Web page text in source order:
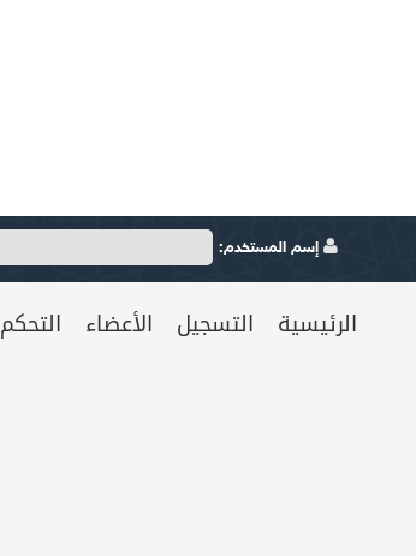
إسم المستخدم:
الرئيسية التسجيل الأعضاء التحكم